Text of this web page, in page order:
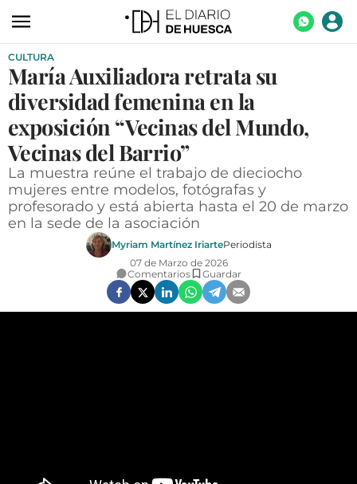
ACTUALIDAD
ECONOMÍA
TECNOLOGÍA
TURISMO
AGROALIMENTACIÓN
DEPORTES
AGENDA
CULTURA
María Auxiliadora retrata su
diversidad femenina en la
exposición “Vecinas del Mundo,
Vecinas del Barrio”
La muestra reúne el trabajo de dieciocho
mujeres entre modelos, fotógrafas y
profesorado y está abierta hasta el 20 de marzo
en la sede de la asociación
Myriam Martínez IriartePeriodista
07 de Marzo de 2026
Comentarios
Guardar